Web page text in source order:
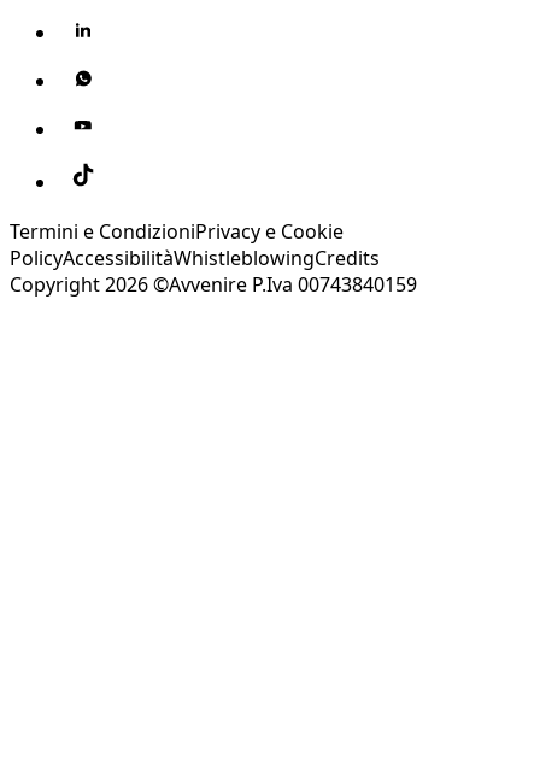
Termini e CondizioniPrivacy e Cookie
PolicyAccessibilitàWhistleblowingCredits
Copyright 2026 ©Avvenire P.Iva 00743840159